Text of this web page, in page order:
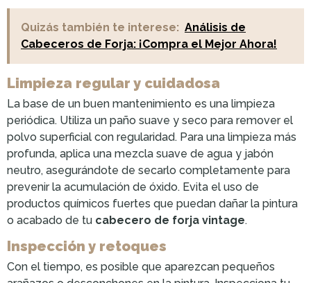
Quizás también te interese: Análisis de
Cabeceros de Forja: ¡Compra el Mejor Ahora!
Limpieza regular y cuidadosa
La base de un buen mantenimiento es una limpieza
periódica. Utiliza un paño suave y seco para remover el
polvo superficial con regularidad. Para una limpieza más
profunda, aplica una mezcla suave de agua y jabón
neutro, asegurándote de secarlo completamente para
prevenir la acumulación de óxido. Evita el uso de
productos químicos fuertes que puedan dañar la pintura
o acabado de tu cabecero de forja vintage.
Inspección y retoques
Con el tiempo, es posible que aparezcan pequeños